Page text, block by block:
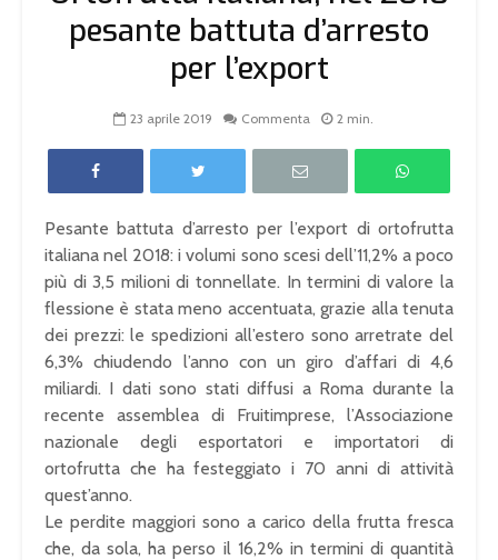
pesante battuta d’arresto
per l’export
23 aprile 2019 Commenta 2 min.
Pesante battuta d’arresto per l’export di ortofrutta
italiana nel 2018: i volumi sono scesi dell’11,2% a poco
più di 3,5 milioni di tonnellate. In termini di valore la
flessione è stata meno accentuata, grazie alla tenuta
dei prezzi: le spedizioni all’estero sono arretrate del
6,3% chiudendo l’anno con un giro d’affari di 4,6
miliardi. I dati sono stati diffusi a Roma durante la
recente assemblea di Fruitimprese, l’Associazione
nazionale degli esportatori e importatori di
ortofrutta che ha festeggiato i 70 anni di attività
quest’anno.
Le perdite maggiori sono a carico della frutta fresca
che, da sola, ha perso il 16,2% in termini di quantità